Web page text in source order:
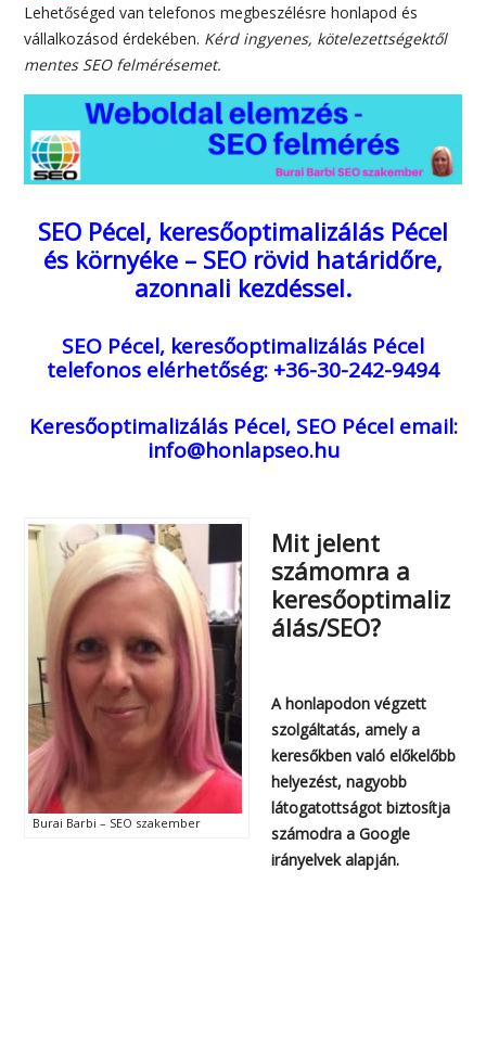
Lehetőséged van telefonos megbeszélésre honlapod és
vállalkozásod érdekében. Kérd ingyenes, kötelezettségektől
mentes SEO felmérésemet.
SEO Pécel, keresőoptimalizálás Pécel
és környéke – SEO rövid határidőre,
azonnali kezdéssel.
SEO Pécel, keresőoptimalizálás Pécel
telefonos elérhetőség: +36-30-242-9494
Keresőoptimalizálás Pécel, SEO Pécel email:
info@honlapseo.hu
Burai Barbi – SEO szakember
Mit jelent
számomra a
keresőoptimaliz
álás/SEO?
A honlapodon végzett
szolgáltatás, amely a
keresőkben való előkelőbb
helyezést, nagyobb
látogatottságot biztosítja
számodra a Google
irányelvek alapján.